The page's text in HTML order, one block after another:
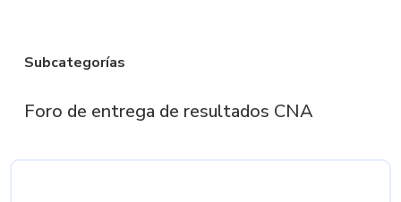
Subcategorías
Foro de entrega de resultados CNA